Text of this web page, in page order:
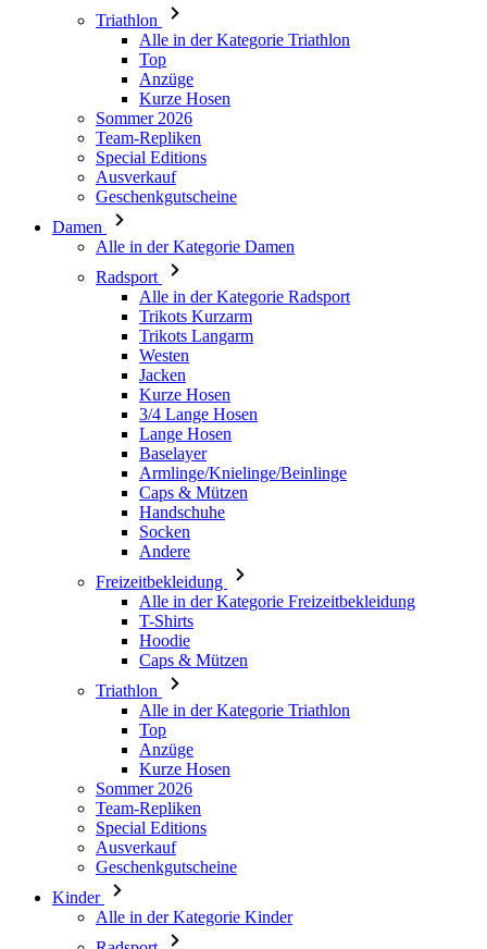
Triathlon
Alle in der Kategorie Triathlon
Top
Anzüge
Kurze Hosen
Sommer 2026
Team-Repliken
Special Editions
Ausverkauf
Geschenkgutscheine
Damen
Alle in der Kategorie Damen
Radsport
Alle in der Kategorie Radsport
Trikots Kurzarm
Trikots Langarm
Westen
Jacken
Kurze Hosen
3/4 Lange Hosen
Lange Hosen
Baselayer
Armlinge/Knielinge/Beinlinge
Caps & Mützen
Handschuhe
Socken
Andere
Freizeitbekleidung
Alle in der Kategorie Freizeitbekleidung
T-Shirts
Hoodie
Caps & Mützen
Triathlon
Alle in der Kategorie Triathlon
Top
Anzüge
Kurze Hosen
Sommer 2026
Team-Repliken
Special Editions
Ausverkauf
Geschenkgutscheine
Kinder
Alle in der Kategorie Kinder